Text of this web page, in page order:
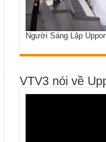
Người Sáng Lập
VTV3 nói về